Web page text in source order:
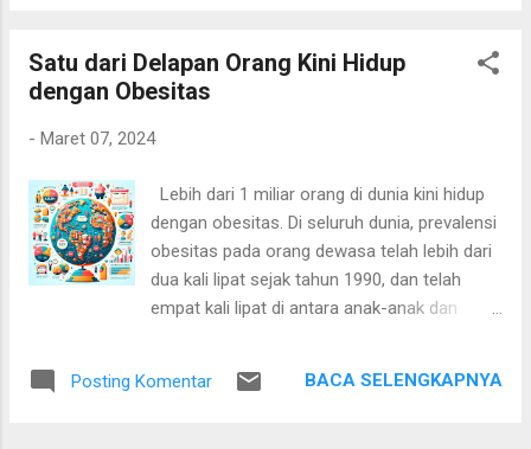
kronis yang kompleks dan dipengaruhi oleh
berbagai faktor, layaknya diabetes atau
Multifaktorial Menurut para ahli, termasuk Dr.
Diabetes Center, obesitas bersifat kronis,
progresif, dapat kambuh, namun bisa diobati
dan bersifat multifaktorial. Artinya, kondisi ini
disebabkan oleh interaksi rumit dari berbagai
faktor, di antaranya: Biologis: Faktor
seperti ghrelin (hormon pemicu lapar) dan
Satu dari Delapan Orang Kini Hidup
dengan Obesitas
- Maret 07, 2024
Lebih dari 1 miliar orang di dunia kini hidup
dengan obesitas. Di seluruh dunia, prevalensi
obesitas pada orang dewasa telah lebih dari
dua kali lipat sejak tahun 1990, dan telah
empat kali lipat di antara anak-anak dan
antara kekurangan berat badan dan obesitas
Posting Komentar BACA SELENGKAPNYA